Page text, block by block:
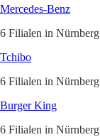
Mercedes-Benz
6 Filialen in Nürnberg
Tchibo
6 Filialen in Nürnberg
Burger King
6 Filialen in Nürnberg